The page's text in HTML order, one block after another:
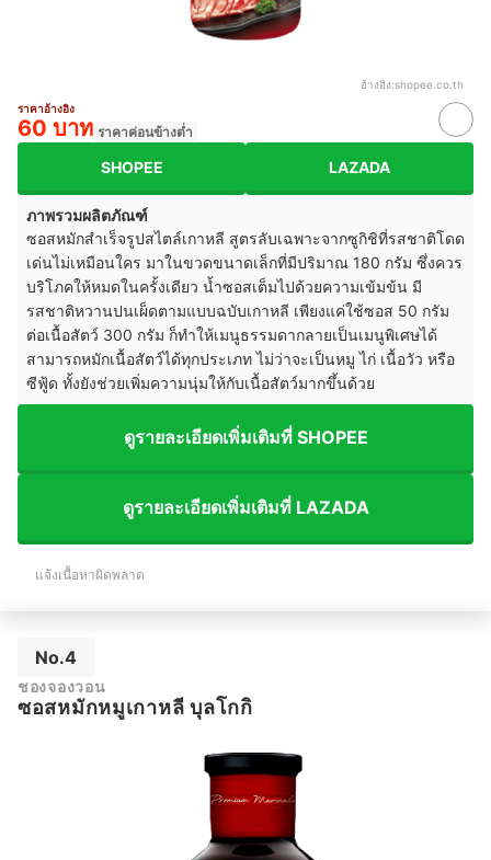
อ้างอิง:shopee.co.th
ราคาอ้างอิง
60 บาท ราคาค่อนข้างต่ำ
SHOPEE LAZADA
ภาพรวมผลิตภัณฑ์
ซอสหมักสำเร็จรูปสไตล์เกาหลี สูตรลับเฉพาะจากซูกิชิที่รสชาติโดด
เด่นไม่เหมือนใคร มาในขวดขนาดเล็กที่มีปริมาณ 180 กรัม ซึ่งควร
บริโภคให้หมดในครั้งเดียว น้ำซอสเต็มไปด้วยความเข้มข้น มี
รสชาติหวานปนเผ็ดตามแบบฉบับเกาหลี เพียงแค่ใช้ซอส 50 กรัม
ต่อเนื้อสัตว์ 300 กรัม ก็ทำให้เมนูธรรมดากลายเป็นเมนูพิเศษได้
สามารถหมักเนื้อสัตว์ได้ทุกประเภท ไม่ว่าจะเป็นหมู ไก่ เนื้อวัว หรือ
ซีฟู้ด ทั้งยังช่วยเพิ่มความนุ่มให้กับเนื้อสัตว์มากขึ้นด้วย
ดูรายละเอียดเพิ่มเติมที่ SHOPEE
ดูรายละเอียดเพิ่มเติมที่ LAZADA
แจ้งเนื้อหาผิดพลาด
No.4
ชองจองวอน
ซอสหมักหมูเกาหลี บุลโกกิ